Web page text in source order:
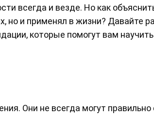
всегда и везде. Но как
но и применял в жизни? Давайте
которые помогут вам
Они не всегда могут правильно